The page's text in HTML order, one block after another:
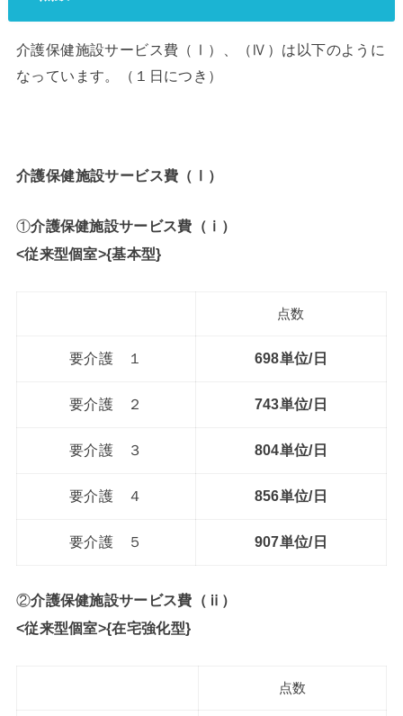
介護保健施設サービス費（Ⅰ）、（Ⅳ）は以下のように
なっています。（１日につき）
介護保健施設サービス費（Ⅰ）
①介護保健施設サービス費（ⅰ）
<従来型個室>{基本型}
点数
要介護 １ 698単位/日
要介護 ２ 743単位/日
要介護 ３ 804単位/日
要介護 ４ 856単位/日
要介護 ５ 907単位/日
②介護保健施設サービス費（ⅱ）
<従来型個室>{在宅強化型}
点数